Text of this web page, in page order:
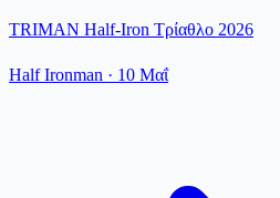
TRIMAN Half-Iron Τρίαθλο 2026
Half Ironman · 10 Μαΐ